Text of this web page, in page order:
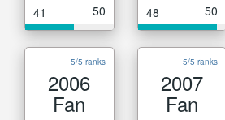
41 50 48 50
5/5 ranks
2006
Fan
5/5 ranks
2007
Fan